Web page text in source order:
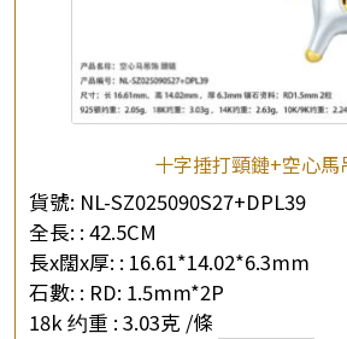
十字捶打頸鏈+空心馬
貨號: NL-SZ025090S27+DPL39
全長: : 42.5CM
長x闊x厚: : 16.61*14.02*6.3mm
石數: : RD: 1.5mm*2P
18k 约重 : 3.03克 /條